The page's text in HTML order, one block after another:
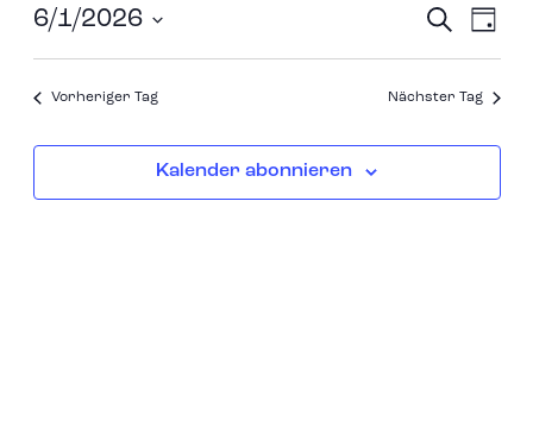
und
SucheTag
6/1/2026
Datum
wählen.
Vorheriger Tag Nächster Tag
Kalender abonnieren